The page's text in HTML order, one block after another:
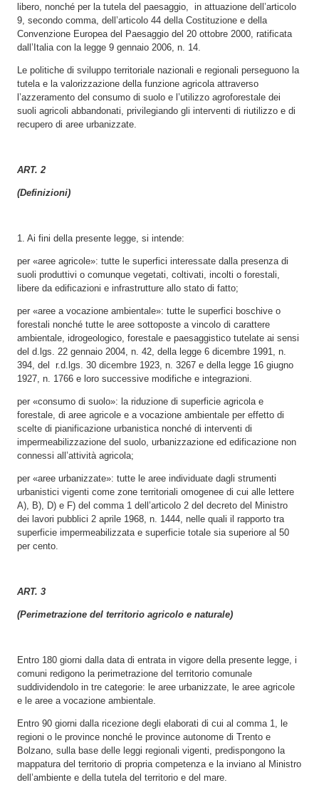
libero, nonché per la tutela del paesaggio, in attuazione dell’articolo
9, secondo comma, dell’articolo 44 della Costituzione e della
Convenzione Europea del Paesaggio del 20 ottobre 2000, ratificata
dall’Italia con la legge 9 gennaio 2006, n. 14.
Le politiche di sviluppo territoriale nazionali e regionali perseguono la
tutela e la valorizzazione della funzione agricola attraverso
l’azzeramento del consumo di suolo e l’utilizzo agroforestale dei
suoli agricoli abbandonati, privilegiando gli interventi di riutilizzo e di
recupero di aree urbanizzate.
ART. 2
(Definizioni)
1. Ai fini della presente legge, si intende:
per «aree agricole»: tutte le superfici interessate dalla presenza di
suoli produttivi o comunque vegetati, coltivati, incolti o forestali,
libere da edificazioni e infrastrutture allo stato di fatto;
per «aree a vocazione ambientale»: tutte le superfici boschive o
forestali nonché tutte le aree sottoposte a vincolo di carattere
ambientale, idrogeologico, forestale e paesaggistico tutelate ai sensi
del d.lgs. 22 gennaio 2004, n. 42, della legge 6 dicembre 1991, n.
394, del r.d.lgs. 30 dicembre 1923, n. 3267 e della legge 16 giugno
1927, n. 1766 e loro successive modifiche e integrazioni.
per «consumo di suolo»: la riduzione di superficie agricola e
forestale, di aree agricole e a vocazione ambientale per effetto di
scelte di pianificazione urbanistica nonché di interventi di
impermeabilizzazione del suolo, urbanizzazione ed edificazione non
connessi all’attività agricola;
per «aree urbanizzate»: tutte le aree individuate dagli strumenti
urbanistici vigenti come zone territoriali omogenee di cui alle lettere
A), B), D) e F) del comma 1 dell’articolo 2 del decreto del Ministro
dei lavori pubblici 2 aprile 1968, n. 1444, nelle quali il rapporto tra
superficie impermeabilizzata e superficie totale sia superiore al 50
per cento.
ART. 3
(Perimetrazione del territorio agricolo e naturale)
Entro 180 giorni dalla data di entrata in vigore della presente legge, i
comuni redigono la perimetrazione del territorio comunale
suddividendolo in tre categorie: le aree urbanizzate, le aree agricole
e le aree a vocazione ambientale.
Entro 90 giorni dalla ricezione degli elaborati di cui al comma 1, le
regioni o le province nonché le province autonome di Trento e
Bolzano, sulla base delle leggi regionali vigenti, predispongono la
mappatura del territorio di propria competenza e la inviano al Ministro
dell’ambiente e della tutela del territorio e del mare.